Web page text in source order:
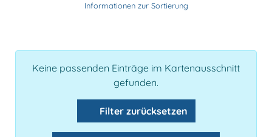
Informationen zur Sortierung
Keine passenden Einträge im Kartenausschnitt
gefunden.
Filter zurücksetzen